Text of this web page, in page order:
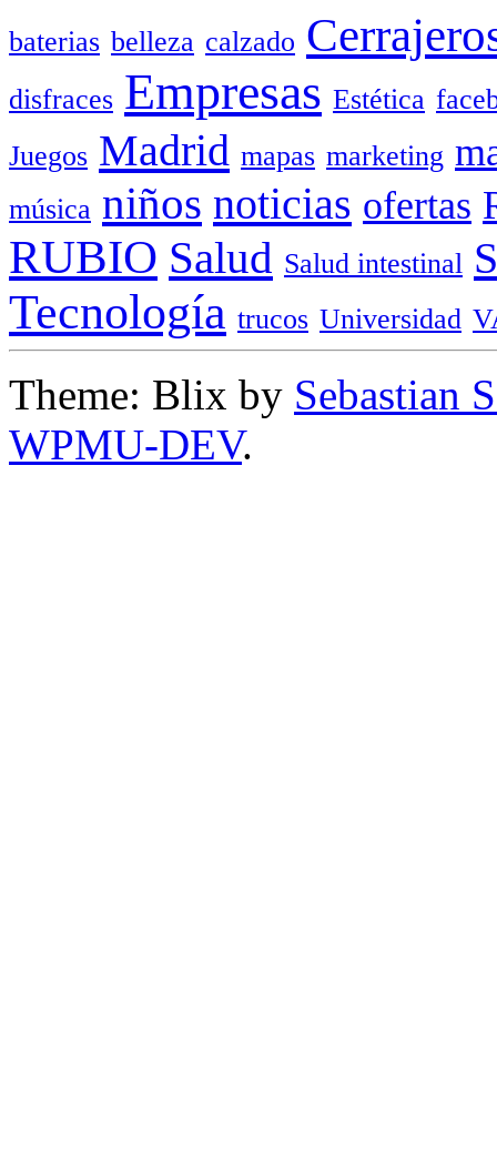
baterias belleza calzado
disfraces Empresas Estética
Juegos Madrid mapas marketing
música niños noticias ofertas
RUBIO Salud Salud intestinal
Tecnología trucos Universidad
Theme: Blix by Sebastian
WPMU-DEV.